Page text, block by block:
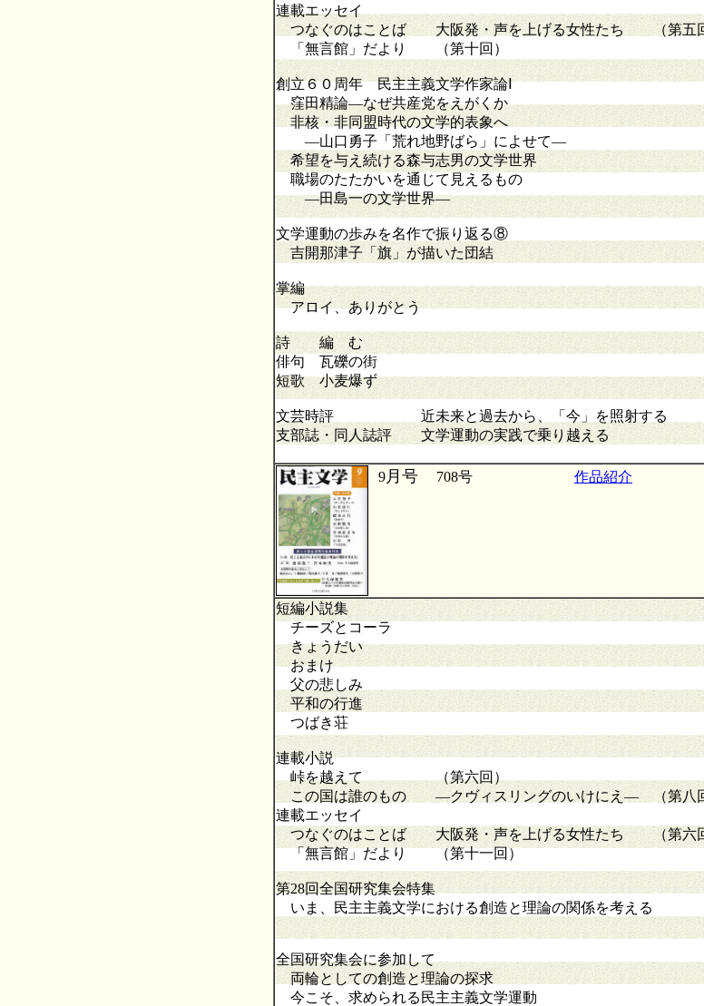
連載エッセイ
つなぐのはことば 大阪発・声を上げる女性たち （第五
「無言館」だより （第十回）
創立６０周年 民主主義文学作家論Ⅰ
窪田精論―なぜ共産党をえがくか
非核・非同盟時代の文学的表象へ
―山口勇子「荒れ地野ばら」によせて―
希望を与え続ける森与志男の文学世界
職場のたたかいを通じて見えるもの
―田島一の文学世界―
文学運動の歩みを名作で振り返る⑧
吉開那津子「旗」が描いた団結
掌編
アロイ、ありがとう
詩 編 む
俳句 瓦礫の街
短歌 小麦爆ず
文芸時評 近未来と過去から、「今」を照射する
支部誌・同人誌評 文学運動の実践で乗り越える
9月号 708号 作品紹介
短編小説集
チーズとコーラ
きょうだい
おまけ
父の悲しみ
平和の行進
つばき荘
連載小説
峠を越えて （第六回）
この国は誰のもの ―クヴィスリングのいけにえ― （第八
連載エッセイ
つなぐのはことば 大阪発・声を上げる女性たち （第六
「無言館」だより （第十一回）
第28回全国研究集会特集
いま、民主主義文学における創造と理論の関係を考える
全国研究集会に参加して
両輪としての創造と理論の探求
今こそ、求められる民主主義文学運動